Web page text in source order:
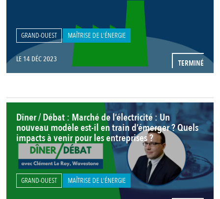
GRAND-OUEST MAÎTRISE DE L'ÉNERGIE
LE 14 DÉC 2023 TERMINÉ
Dîner / Débat : Marché de l’électricité : Un
nouveau modèle est-il en train d’émerger ? Quels
impacts à venir pour les entreprises ?
GRAND-OUEST MAÎTRISE DE L'ÉNERGIE